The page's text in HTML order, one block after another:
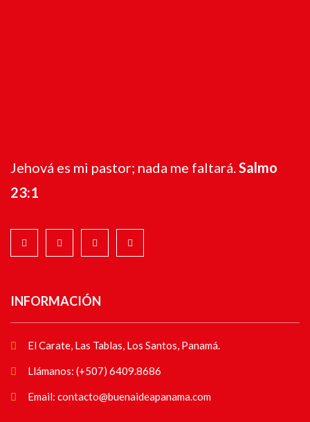
Jehová es mi pastor; nada me faltará. Salmo
23:1
INFORMACIÓN
El Carate, Las Tablas, Los Santos, Panamá.
Llámanos: (+507) 6409.8686
Email: contacto@buenaideapanama.com